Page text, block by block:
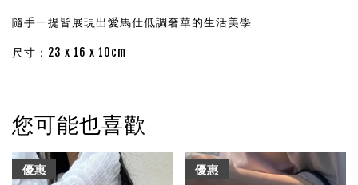
隨手一提皆展現出愛馬仕低調奢華的生活美學
尺寸：23 x 16 x 10cm
您可能也喜歡
優惠 優惠